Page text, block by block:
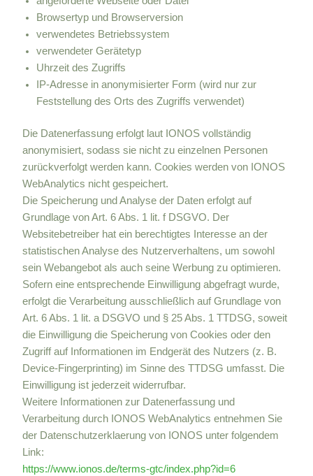
Browsertyp und Browserversion
verwendetes Betriebssystem
verwendeter Gerätetyp
Uhrzeit des Zugriffs
IP-Adresse in anonymisierter Form (wird nur zur
Feststellung des Orts des Zugriffs verwendet)
Die Datenerfassung erfolgt laut IONOS vollständig
anonymisiert, sodass sie nicht zu einzelnen Personen
zurückverfolgt werden kann. Cookies werden von IONOS
WebAnalytics nicht gespeichert.
Die Speicherung und Analyse der Daten erfolgt auf
Grundlage von Art. 6 Abs. 1 lit. f DSGVO. Der
Websitebetreiber hat ein berechtigtes Interesse an der
statistischen Analyse des Nutzerverhaltens, um sowohl
sein Webangebot als auch seine Werbung zu optimieren.
Sofern eine entsprechende Einwilligung abgefragt wurde,
erfolgt die Verarbeitung ausschließlich auf Grundlage von
Art. 6 Abs. 1 lit. a DSGVO und § 25 Abs. 1 TTDSG, soweit
die Einwilligung die Speicherung von Cookies oder den
Zugriff auf Informationen im Endgerät des Nutzers (z. B.
Device-Fingerprinting) im Sinne des TTDSG umfasst. Die
Einwilligung ist jederzeit widerrufbar.
Weitere Informationen zur Datenerfassung und
Verarbeitung durch IONOS WebAnalytics entnehmen Sie
der Datenschutzerklaerung von IONOS unter folgendem
Link:
https://www.ionos.de/terms-gtc/index.php?id=6